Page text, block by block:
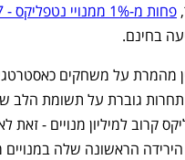
פחות מ-1% ממנויי נטפליקס - 1.7 משתמשים יומיים
בחינם.
הראשונה שלה